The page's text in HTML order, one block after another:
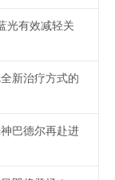
光有效减轻关
新治疗方式的
巴德尔再赴进